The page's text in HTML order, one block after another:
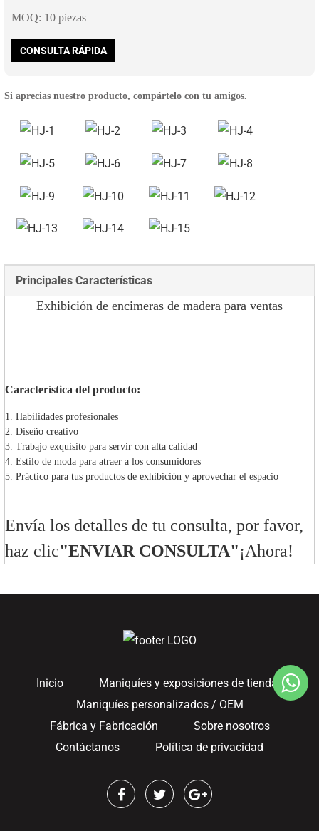
MOQ: 10 piezas
CONSULTA RÁPIDA
Si aprecias nuestro producto, compártelo con tu amigos.
Principales Características
Exhibición de encimeras de madera para ventas
Característica del producto:
1. Habilidades profesionales
2. Diseño creativo
3. Trabajo exquisito para servir con alta calidad
4. Estilo de moda para atraer a los consumidores
5. Práctico para tus productos de exhibición y aprovechar el espacio
Envía los detalles de tu consulta, por favor,
haz clic"ENVIAR CONSULTA"¡Ahora!
Inicio
Maniquíes y exposiciones de tiendas
Maniquíes personalizados / OEM
Fábrica y Fabricación
Sobre nosotros
Contáctanos
Política de privacidad